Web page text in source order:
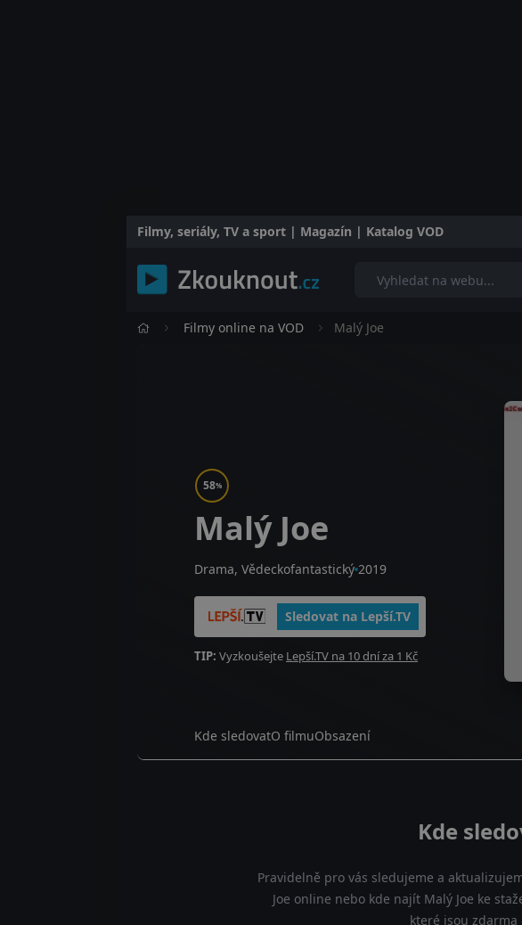
Filmy, seriály, TV a sport | Magazín | Katalog VOD
Filmy online na VOD Malý Joe
58%
Malý Joe
Drama, Vědeckofantastický 2019
Sledovat na Lepší.TV
TIP: Vyzkoušejte Lepší.TV na 10 dní za 1 Kč
Kde sledovatO filmuObsazení
Kde
Pravidelně pro vás sledujeme a
Joe online nebo kde najít Malý Joe ke
které jsou